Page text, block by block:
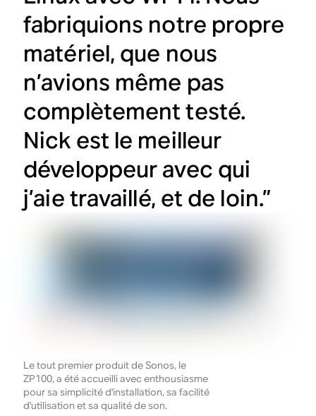
fabriquions notre propre
matériel, que nous
n’avions même pas
complètement testé.
Nick est le meilleur
développeur avec qui
j’aie travaillé, et de loin.”
Le tout premier produit de Sonos, le
ZP100, a été accueilli avec enthousiasme
pour sa simplicité d'installation, sa facilité
d'utilisation et sa qualité de son.